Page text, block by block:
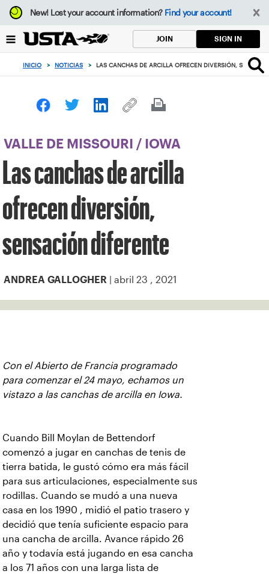
Enfoque
desde
botón
volver
principio
New!Lost your account information? Find your account!
JOIN SIGN IN
INICIO > NOTICIAS > LAS CANCHAS DE ARCILLA OFRECEN DIVERSIÓN,
VALLE DE MISSOURI / IOWA
Las canchas de arcilla
ofrecen diversión,
sensación diferente
ANDREA GALLOGHER | abril 23 , 2021
Con el Abierto de Francia programado
para comenzar el 24 mayo, echamos un
vistazo a las canchas de arcilla en Iowa.
Cuando Bill Moylan de Bettendorf
comenzó a jugar en canchas de tenis de
tierra batida, le gustó cómo era más fácil
para sus articulaciones, especialmente sus
rodillas. Cuando se mudó a una nueva
casa en los 1990 , midió el patio trasero y
decidió que tenía suficiente espacio para
una cancha de arcilla. Avance rápido 26
año y todavía está jugando en esa cancha
a los 71 años con una larga lista de